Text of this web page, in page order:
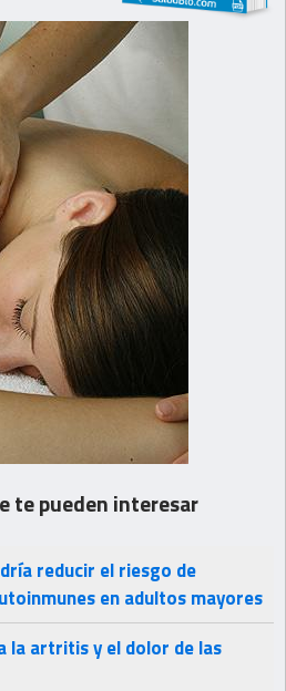
te pueden interesar
reducir el riesgo de
en adultos mayores
la artritis y el dolor de las